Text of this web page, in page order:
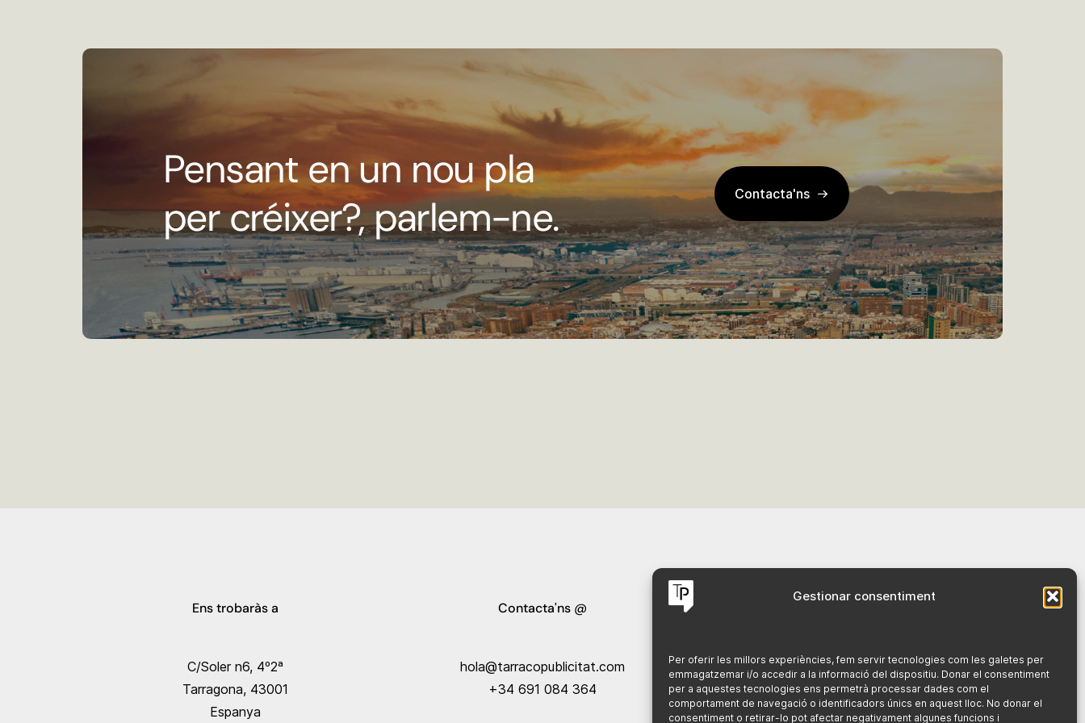
Gestionar consentiment
Per oferir les millors experiències, fem servir tecnologies com les galetes per
emmagatzemar i/o accedir a la informació del dispositiu. Donar el consentiment
per a aquestes tecnologies ens permetrà processar dades com el
comportament de navegació o identificadors únics en aquest lloc. No donar el
consentiment o retirar-lo pot afectar negativament algunes funcions i
Pensant en un nou pla
per créixer?, parlem-ne.
Contacta'ns
Ens trobaràs a
C/Soler n6, 4º2ª
Tarragona, 43001
Espanya
Contacta'ns @
hola@tarracopublicitat.com
+34 691 084 364
Politica de cookies
Avís legal
Política de privacitat